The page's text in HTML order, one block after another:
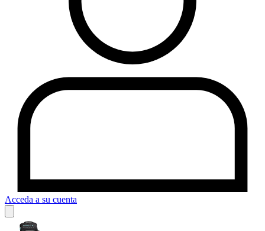
Acceda a su cuenta